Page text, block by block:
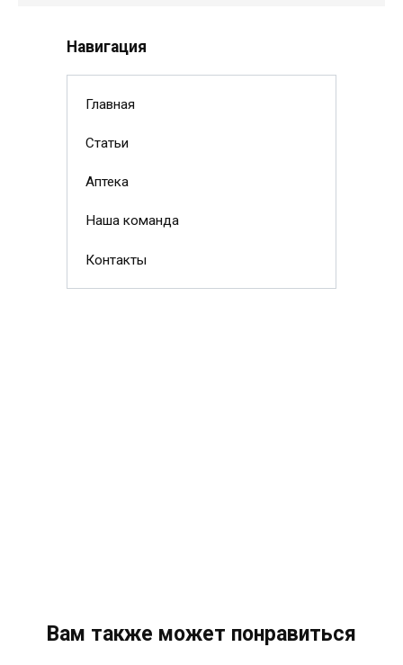
Навигация
Главная
Статьи
Аптека
Наша команда
Контакты
Вам также может понравиться